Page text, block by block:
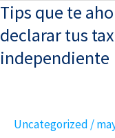
Tips que te
declarar tus
independiente
Uncategorized/
Tips
que
te
ahorrarán
tiempo